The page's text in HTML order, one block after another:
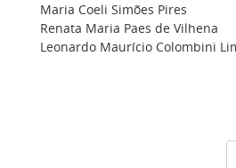
Maria Coeli Simões Pires
Renata Maria Paes de Vilhena
Leonardo Maurício Colombini